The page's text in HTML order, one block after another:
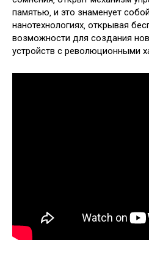
памятью‚ и это знаменует
нанотехнологиях‚ открывая
возможности для создания
устройств с революционными